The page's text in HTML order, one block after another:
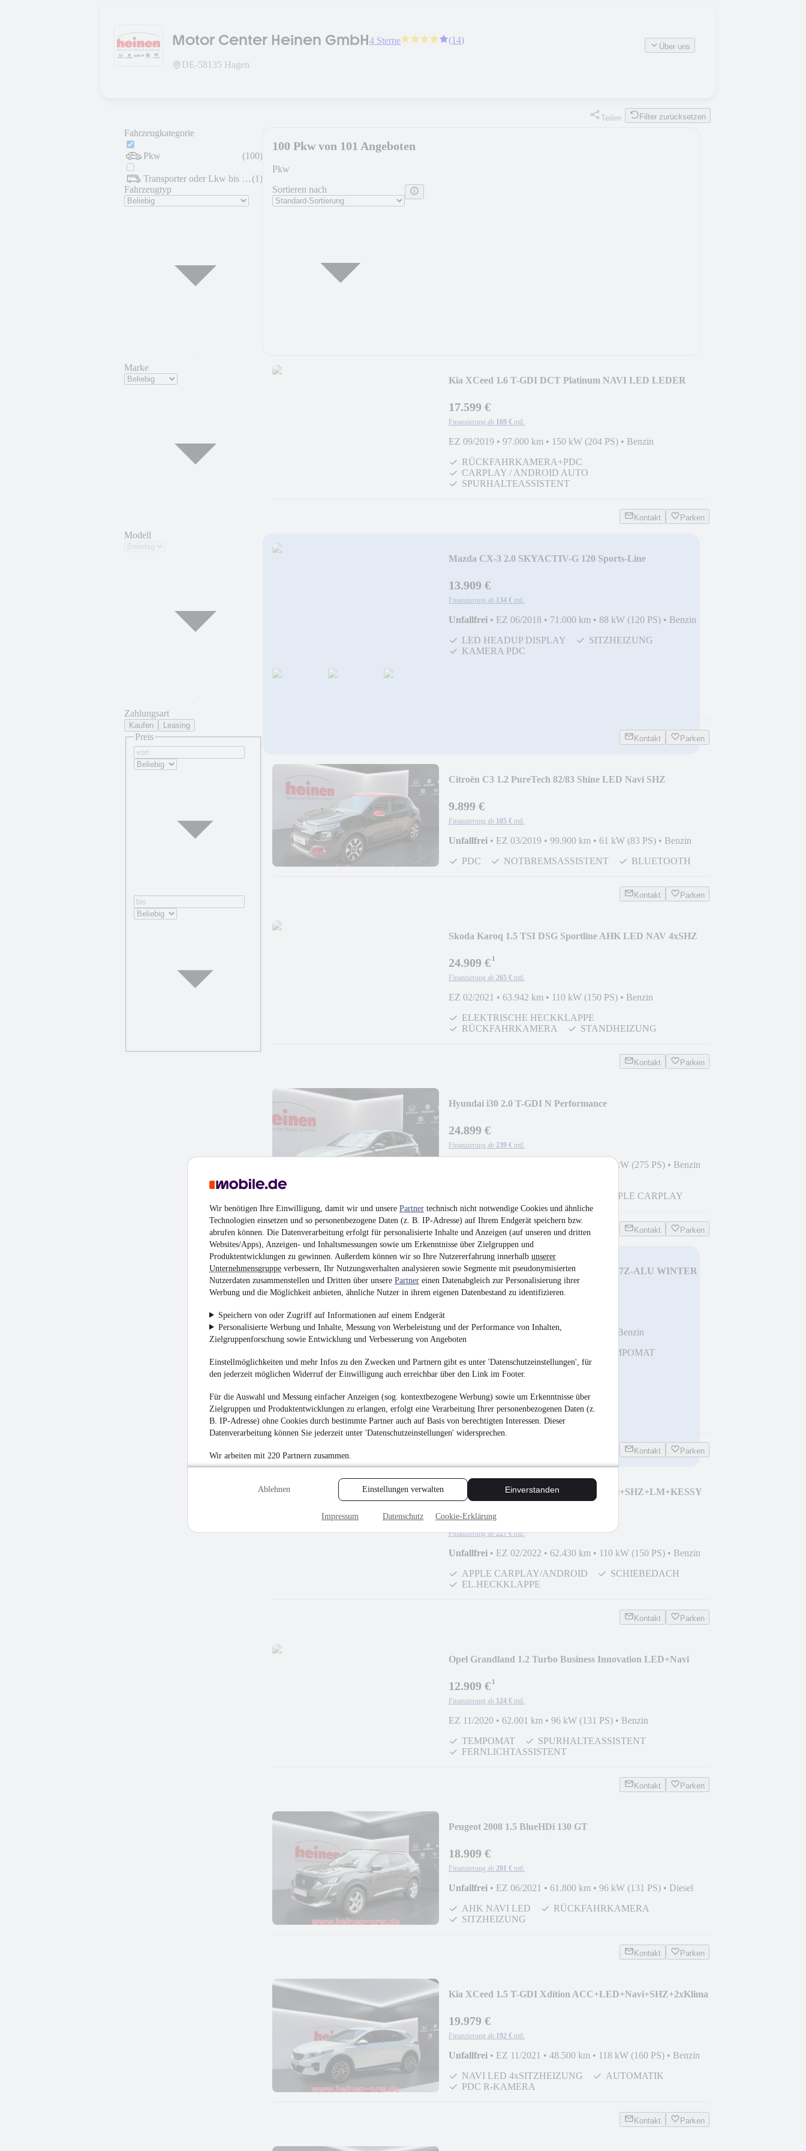
Wir benötigen Ihre Einwilligung, damit wir und unsere Partner technisch nicht notwendige Cookies und ähnliche
Technologien einsetzen und so personenbezogene Daten (z. B. IP-Adresse) auf Ihrem Endgerät speichern bzw.
abrufen können. Die Datenverarbeitung erfolgt für personalisierte Inhalte und Anzeigen (auf unseren und dritten
Websites/Apps), Anzeigen- und Inhaltsmessungen sowie um Erkenntnisse über Zielgruppen und
Produktentwicklungen zu gewinnen. Außerdem können wir so Ihre Nutzererfahrung innerhalb unserer
Unternehmensgruppe verbessern, Ihr Nutzungsverhalten analysieren sowie Segmente mit pseudonymisierten
Nutzerdaten zusammenstellen und Dritten über unsere Partner einen Datenabgleich zur Personalisierung ihrer
Werbung und die Möglichkeit anbieten, ähnliche Nutzer in ihrem eigenen Datenbestand zu identifizieren.
Speichern von oder Zugriff auf Informationen auf einem Endgerät
Personalisierte Werbung und Inhalte, Messung von Werbeleistung und der Performance von Inhalten,
Zielgruppenforschung sowie Entwicklung und Verbesserung von Angeboten
Einstellmöglichkeiten und mehr Infos zu den Zwecken und Partnern gibt es unter 'Datenschutzeinstellungen', für
den jederzeit möglichen Widerruf der Einwilligung auch erreichbar über den Link im Footer.
Für die Auswahl und Messung einfacher Anzeigen (sog. kontextbezogene Werbung) sowie um Erkenntnisse über
Zielgruppen und Produktentwicklungen zu erlangen, erfolgt eine Verarbeitung Ihrer personenbezogenen Daten (z.
B. IP-Adresse) ohne Cookies durch bestimmte Partner auch auf Basis von berechtigten Interessen. Dieser
Datenverarbeitung können Sie jederzeit unter 'Datenschutzeinstellungen' widersprechen.
Wir arbeiten mit 220 Partnern zusammen.
Ablehnen Einstellungen verwalten Einverstanden
Impressum Datenschutz Cookie-Erklärung
Motor Center Heinen GmbH4 Sterne (14)
DE-58135 Hagen
Über uns
Teilen Filter zurücksetzen
Fahrzeugkategorie
Pkw (100)
Transporter oder Lkw bis 7,5 t (1)
Fahrzeugtyp
Marke
Modell
Zahlungsart
Kaufen Leasing
Preis
100 Pkw von 101 Angeboten
Pkw
Sortieren nach
Kia XCeed 1.6 T-GDI DCT Platinum NAVI LED LEDER
17.599 €
Finanzierung ab 169 € mtl.
EZ 09/2019 • 97.000 km • 150 kW (204 PS) • Benzin
RÜCKFAHRKAMERA+PDC
CARPLAY / ANDROID AUTO
SPURHALTEASSISTENT
Kontakt Parken
Mazda CX-3 2.0 SKYACTIV-G 120 Sports-Line
13.909 €
Finanzierung ab 134 € mtl.
Unfallfrei • EZ 06/2018 • 71.000 km • 88 kW (120 PS) • Benzin
LED HEADUP DISPLAY
SITZHEIZUNG
KAMERA PDC
Kontakt Parken
Citroën C3 1.2 PureTech 82/83 Shine LED Navi SHZ
9.899 €
Finanzierung ab 105 € mtl.
Unfallfrei • EZ 03/2019 • 99.900 km • 61 kW (83 PS) • Benzin
PDC
NOTBREMSASSISTENT BLUETOOTH
Kontakt Parken
Skoda Karoq 1.5 TSI DSG Sportline AHK LED NAV 4xSHZ
24.909 €¹
Finanzierung ab 265 € mtl.
EZ 02/2021 • 63.942 km • 110 kW (150 PS) • Benzin
ELEKTRISCHE HECKKLAPPE
RÜCKFAHRKAMERA
STANDHEIZUNG
Kontakt Parken
Hyundai i30 2.0 T-GDI N Performance
24.899 €
Finanzierung ab 239 € mtl.
202 kW (275 PS) • Benzin
APPLE CARPLAY
Kontakt Parken
Opel Corsa E 1.4 Color Edition KLIMA 17Z-ALU WINTER
8.409 €
EZ 02/2019•89.000 km•66 kW (90 PS)
Benzin
TEMPOMAT
BLUETOOTH
Kontakt Parken
Seat Ateca 1.5 TSI Style AHK+LED+Navi+SHZ+LM+KESSY
21.409 €¹
Finanzierung ab 227 € mtl.
Unfallfrei • EZ 02/2022 • 62.430 km • 110 kW (150 PS) • Benzin
APPLE CARPLAY/ANDROID
SCHIEBEDACH
EL.HECKKLAPPE
Kontakt Parken
Opel Grandland 1.2 Turbo Business Innovation LED+Navi
12.909 €¹
Finanzierung ab 124 € mtl.
EZ 11/2020 • 62.001 km • 96 kW (131 PS) • Benzin
TEMPOMAT
SPURHALTEASSISTENT
FERNLICHTASSISTENT
Kontakt Parken
Peugeot 2008 1.5 BlueHDi 130 GT
18.909 €
Finanzierung ab 201 € mtl.
Unfallfrei • EZ 06/2021 • 61.800 km • 96 kW (131 PS) • Diesel
AHK NAVI LED
RÜCKFAHRKAMERA
SITZHEIZUNG
Kontakt Parken
Kia XCeed 1.5 T-GDI Xdition ACC+LED+Navi+SHZ+2xKlima
19.979 €
Finanzierung ab 192 € mtl.
Unfallfrei • EZ 11/2021 • 48.500 km • 118 kW (160 PS) • Benzin
NAVI LED 4xSITZHEIZUNG
AUTOMATIK
PDC R-KAMERA
Kontakt Parken